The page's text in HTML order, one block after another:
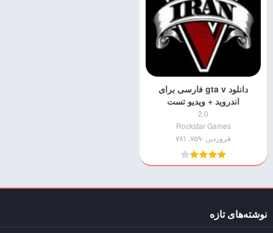
دانلود gta v فارسی برای
اندروید + ویدیو تست
2.0
Rockstar Games
فروردین -۷۵۹, ۷۸۱
نوشته‌های تازه